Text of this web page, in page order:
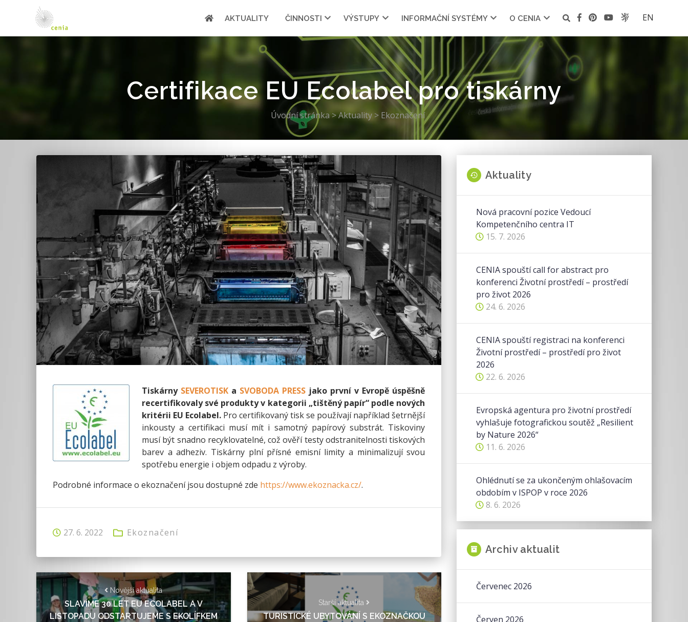
AKTUALITY ČINNOSTI VÝSTUPY INFORMAČNÍ SYSTÉMY O CENIA EN
Certifikace EU Ecolabel pro tiskárny
Úvodní stránka>Aktuality > Ekoznačení
Tiskárny SEVEROTISK a SVOBODA PRESS jako první v Evropě úspěšně
recertifikovaly své produkty v kategorii „tištěný papír“ podle nových
kritérii EU Ecolabel. Pro certifikovaný tisk se používají například šetrnější
inkousty a certifikaci musí mít i samotný papírový substrát. Tiskoviny
musí být snadno recyklovatelné, což ověří testy odstranitelnosti tiskových
barev a adheziv. Tiskárny plní přísné emisní limity a minimalizují svou
spotřebu energie i objem odpadu z výroby.
Podrobné informace o ekoznačení jsou dostupné zde https://www.ekoznacka.cz/.
27. 6. 2022 Ekoznačení
Starší aktualita
TURISTICKÉ UBYTOVÁNÍ S EKOZNAČKOU
Novější aktualita
SLAVÍME 30 LET EU ECOLABEL A V
LISTOPADU ODSTARTUJEME S EKOLÍFKEM
Aktuality
Nová pracovní pozice Vedoucí
Kompetenčního centra IT
15. 7. 2026
CENIA spouští call for abstract pro
konferenci Životní prostředí – prostředí
pro život 2026
24. 6. 2026
CENIA spouští registraci na konferenci
Životní prostředí – prostředí pro život
2026
22. 6. 2026
Evropská agentura pro životní prostředí
vyhlašuje fotografickou soutěž „Resilient
by Nature 2026“
11. 6. 2026
Ohlédnutí se za ukončeným ohlašovacím
obdobím v ISPOP v roce 2026
8. 6. 2026
Archiv aktualit
Červenec 2026
Červen 2026